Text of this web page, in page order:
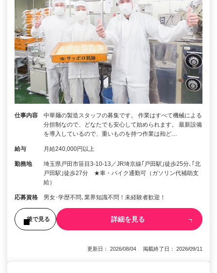
仕事内容
中華麺の製造スタッフの募集です。 作業はすべて機械による
分担制なので、どなたでも安心して始められます。 最新設備
を導入しているので、重いものを持つ作業は殆ど…
給与 月給240,000円以上
勤務地
埼玉県戸田市笹目3-10-13／JR埼京線｢戸田駅｣徒歩25分､｢北
戸田駅｣徒歩27分 ★車・バイク通勤可（ガソリン代補助支
給）
応募資格 男女･学歴不問､業界知識不問！未経験者歓迎！
後で見る 詳細を見る
更新日： 2026/08/04 掲載終了日： 2026/09/11